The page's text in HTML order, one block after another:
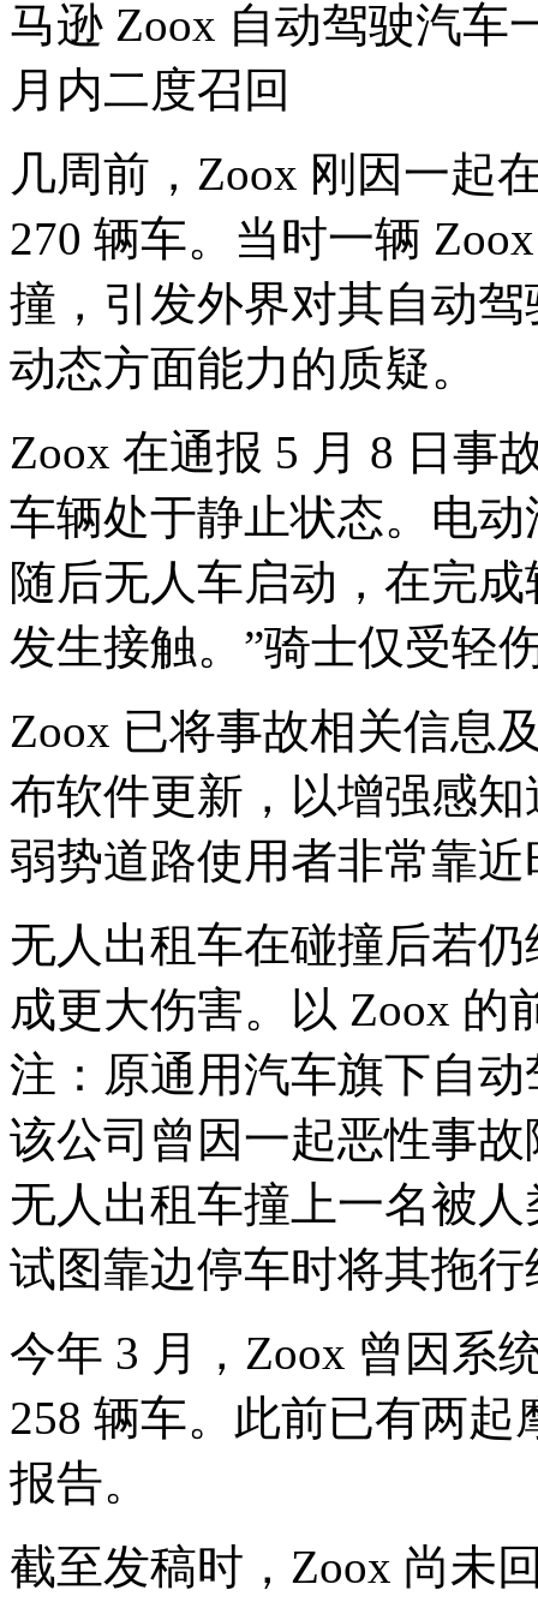
几周前，Zoox 刚因一起
270 辆车。当时一辆
撞，引发外界对其自动
动态方面能力的质疑。
Zoox 在通报 5 月 8 日事
车辆处于静止状态。电
随后无人车启动，在完
发生接触。”骑士仅受轻
Zoox 已将事故相关信息
布软件更新，以增强感
弱势道路使用者非常靠
无人出租车在碰撞后若
成更大伤害。以 Zoox 的
注：原通用汽车旗下自
该公司曾因一起恶性事
无人出租车撞上一名被
试图靠边停车时将其拖行
今年 3 月，Zoox 曾因系
258 辆车。此前已有两
报告。
截至发稿时，Zoox 尚未